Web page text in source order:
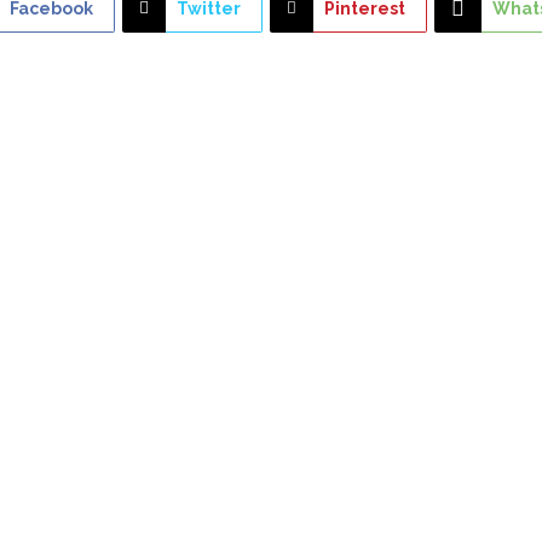
Facebook Twitter Pinterest